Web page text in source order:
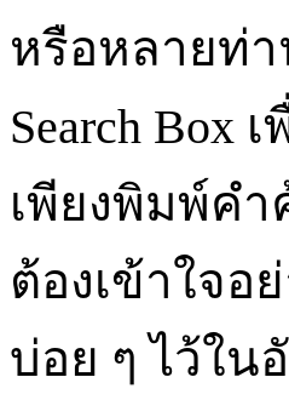
หรือหลายท่า
Search
เพียงพิมพ์ค
ต้องเข้าใจอ
บ่อย ๆ ไว้ใน